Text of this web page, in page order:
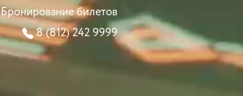
Бронирование билетов
8 (812) 242 9999